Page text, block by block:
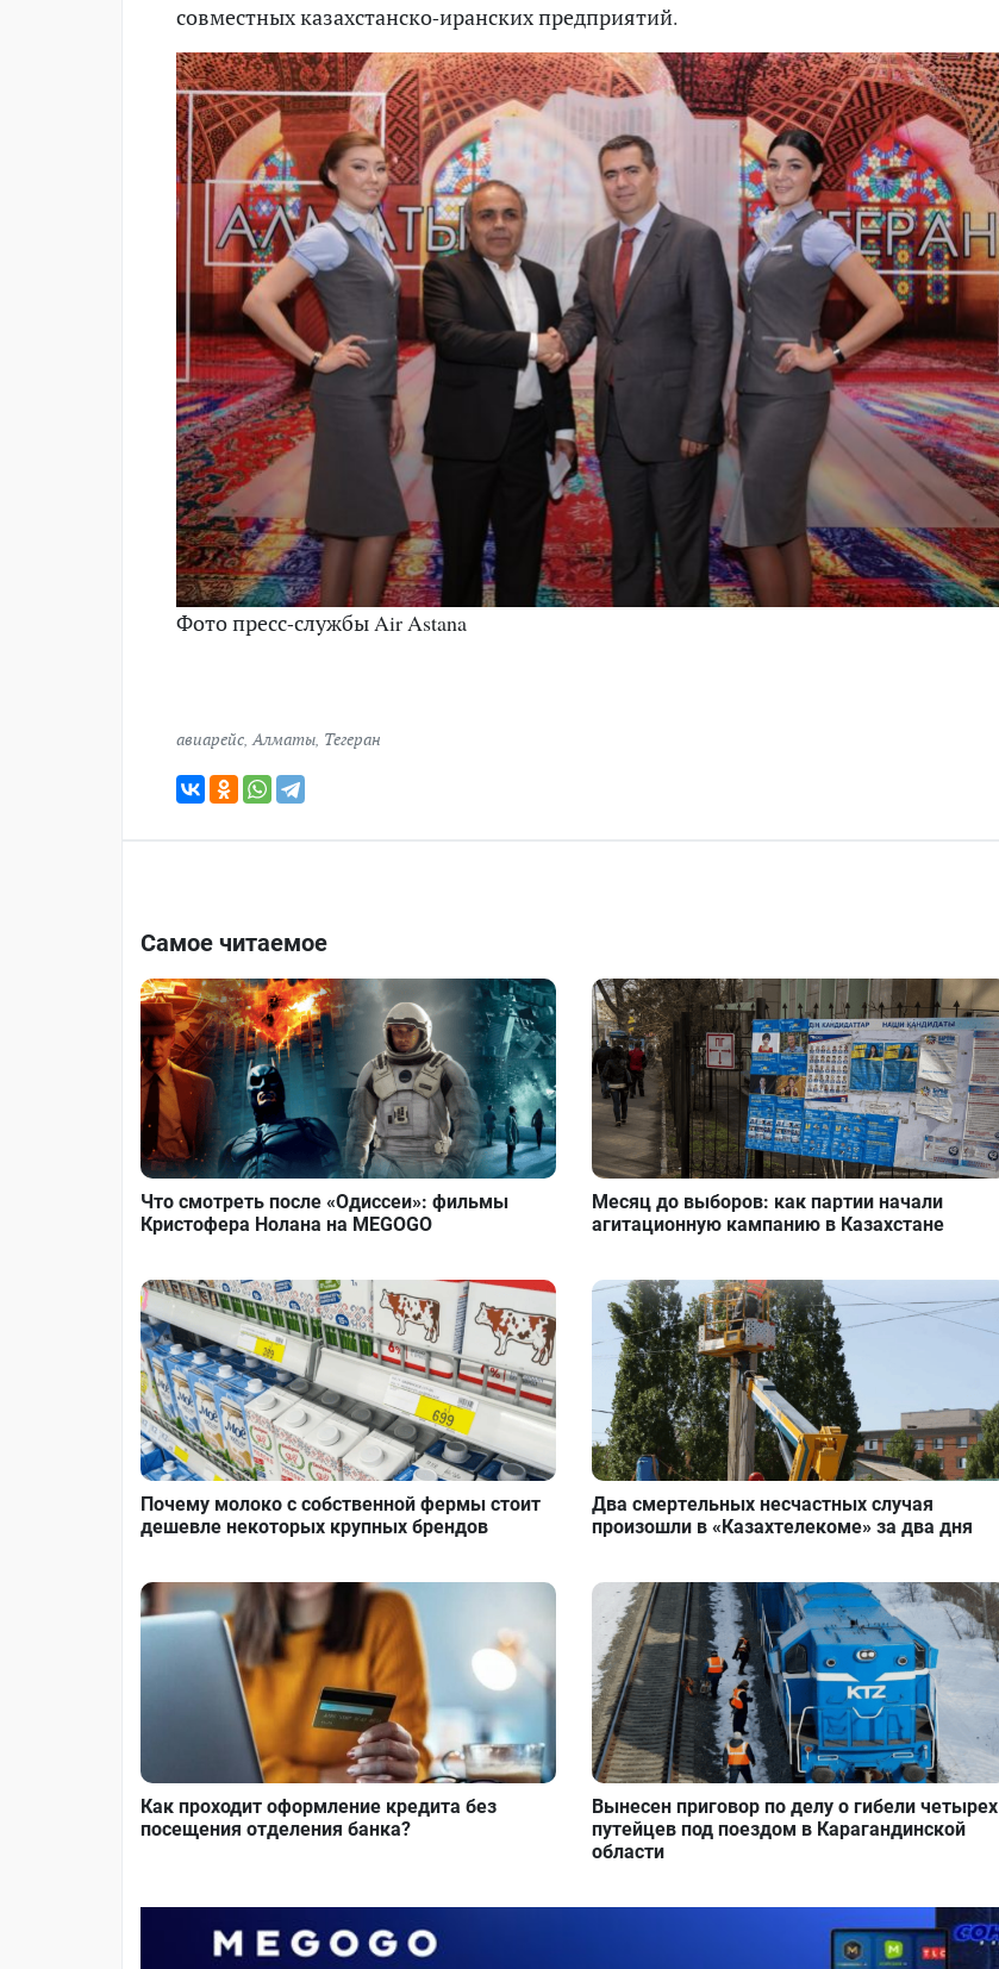
совместных казахстанско-иранских предприятий.
Фото пресс-службы Air Astana
авиарейс Алматы Тегеран
Самое читаемое
Что смотреть после «Одиссеи»: фильмы
Кристофера Нолана на MEGOGO
Месяц до выборов: как партии начали
агитационную кампанию в Казахстане
Почему молоко с собственной фермы стоит
дешевле некоторых крупных брендов
Два смертельных несчастных случая
произошли в «Казахтелекоме» за два дня
Как проходит оформление кредита без
посещения отделения банка?
Вынесен приговор по делу о гибели четырех
путейцев под поездом в Карагандинской
области